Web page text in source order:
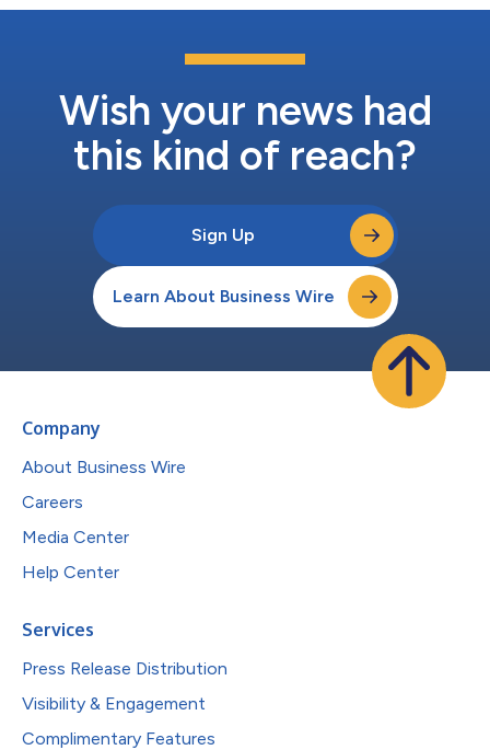
Wish your news had
this kind of reach?
Sign Up
Learn About Business Wire
Company
About Business Wire
Careers
Media Center
Help Center
Services
Press Release Distribution
Visibility & Engagement
Complimentary Features